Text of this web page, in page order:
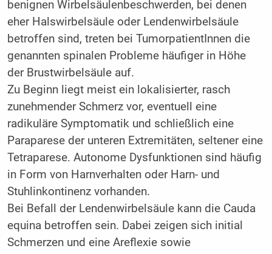
benignen Wirbelsäulenbeschwerden, bei denen
eher Halswirbelsäule oder Lendenwirbelsäule
betroffen sind, treten bei TumorpatientInnen die
genannten spinalen Probleme häufiger in Höhe
der Brustwirbelsäule auf.
Zu Beginn liegt meist ein lokalisierter, rasch
zunehmender Schmerz vor, eventuell eine
radikuläre Symptomatik und schließlich eine
Paraparese der unteren Extremitäten, seltener eine
Tetraparese. Autonome Dysfunktionen sind häufig
in Form von Harnverhalten oder Harn- und
Stuhlinkontinenz vorhanden.
Bei Befall der Lendenwirbelsäule kann die Cauda
equina betroffen sein. Dabei zeigen sich initial
Schmerzen und eine Areflexie sowie